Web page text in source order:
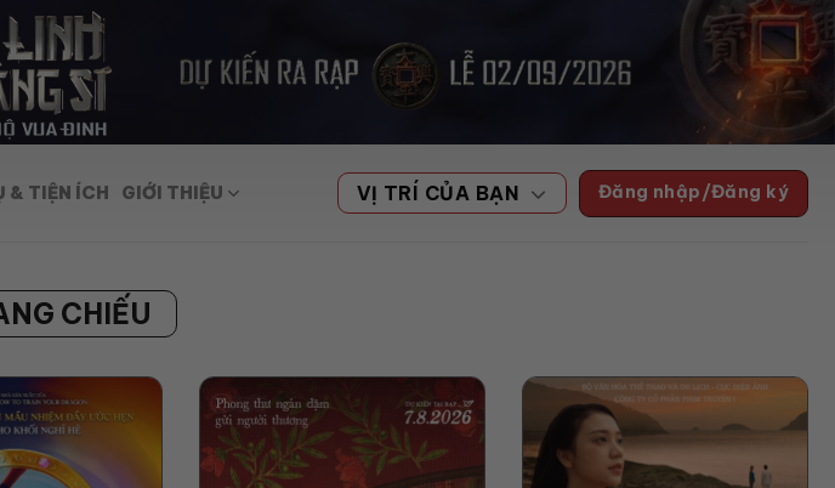
& TIỆN ÍCH GIỚI THIỆU VỊ TRÍ CỦA BẠN Đăng nhập/Đăng ký
CHIẾU